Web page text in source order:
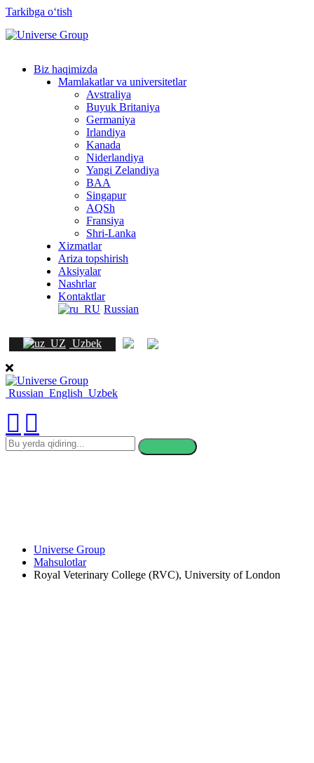
Tarkibga oʻtish
Biz haqimizda
Mamlakatlar va universitetlar
Avstraliya
Buyuk Britaniya
Germaniya
Irlandiya
Kanada
Niderlandiya
Yangi Zelandiya
BAA
Singapur
AQSh
Fransiya
Shri-Lanka
Xizmatlar
Ariza topshirish
Aksiyalar
Nashrlar
Kontaktlar
Russian
Uzbek
Russian English Uzbek
bu
yerda
Universe Group
Mahsulotlar
Royal Veterinary College (RVC), University of London